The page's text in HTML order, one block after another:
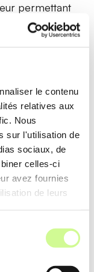
le contenu
relatives aux
Nous
sur l'utilisation de
sociaux, de
celles-ci
avez fournies
de leurs
permettant
optimisés pour
en découpant
pour le
et